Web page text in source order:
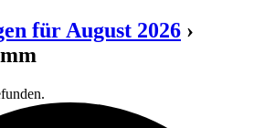
für August 2026 ›